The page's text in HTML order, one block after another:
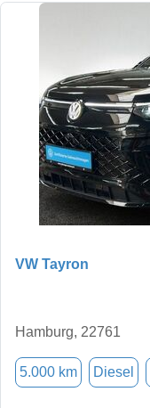
VW Tayron
Hamburg, 22761
5.000 km Diesel